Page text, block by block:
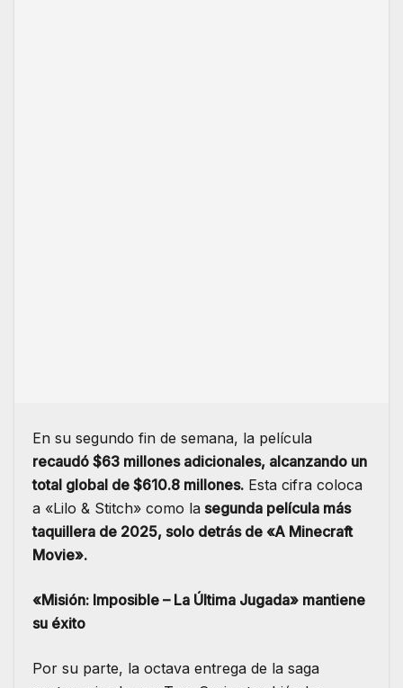
En su segundo fin de semana, la película
recaudó $63 millones adicionales, alcanzando un
total global de $610.8 millones. Esta cifra coloca
a «Lilo & Stitch» como la segunda película más
taquillera de 2025, solo detrás de «A Minecraft
Movie».
«Misión: Imposible – La Última Jugada» mantiene
su éxito
Por su parte, la octava entrega de la saga